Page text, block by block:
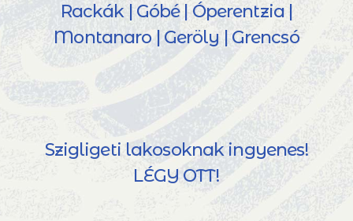
Rackák | Góbé | Óperentzia |
Montanaro | Geröly | Grencsó
Szigligeti lakosoknak ingyenes!
LÉGY OTT!